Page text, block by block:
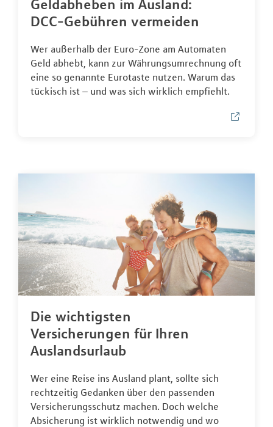
Geldabheben im Ausland:
DCC-Gebühren vermeiden
Wer außerhalb der Euro-Zone am Automaten
Geld abhebt, kann zur Währungsumrechnung oft
eine so genannte Eurotaste nutzen. Warum das
tückisch ist – und was sich wirklich empfiehlt.
Die wichtigsten
Versicherungen für Ihren
Auslandsurlaub
Wer eine Reise ins Ausland plant, sollte sich
rechtzeitig Gedanken über den passenden
Versicherungsschutz machen. Doch welche
Absicherung ist wirklich notwendig und wo